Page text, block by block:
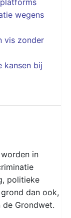
wegens
vis zonder
kansen bij
in
politieke
dan ook,
de Grondwet.